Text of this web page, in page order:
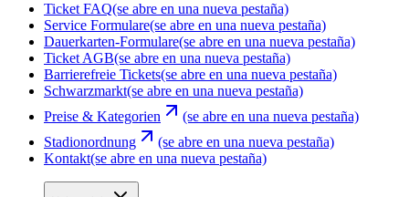
Ticket FAQ(se abre en una nueva pestaña)
Service Formulare(se abre en una nueva pestaña)
Dauerkarten-Formulare(se abre en una nueva pestaña)
Ticket AGB(se abre en una nueva pestaña)
Barrierefreie Tickets(se abre en una nueva pestaña)
Schwarzmarkt(se abre en una nueva pestaña)
Preise & Kategorien
(se abre en una nueva pestaña)
Stadionordnung
(se abre en una nueva pestaña)
Kontakt(se abre en una nueva pestaña)